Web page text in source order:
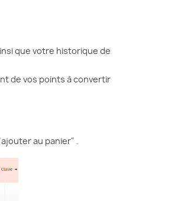
que votre historique de
de vos points à convertir
au panier" .